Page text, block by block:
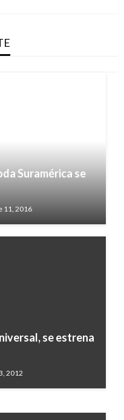
Suramérica se
11, 2016
se estrena
2012
a su